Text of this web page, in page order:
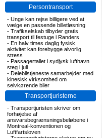
Persontransport
- Unge kan rejse billigere ved at
vælge en passende billetløsning
- Trafikselskab tilbyder gratis
transport til festuge i Randers
- En halv times daglig fysisk
aktivitet kan forebygge alvorlig
stress
- Passagertallet i sydjysk lufthavn
steg i juli
- Delebilstjeneste samarbejder med
kinesisk virksomhed om
selvkørende biler
Transportjuristerne
- Transportjuristen skriver om
forhøjelse af
ansvarsbegrænsningsbeløbene i
Montreal-konventionen og
Luftfartsloven